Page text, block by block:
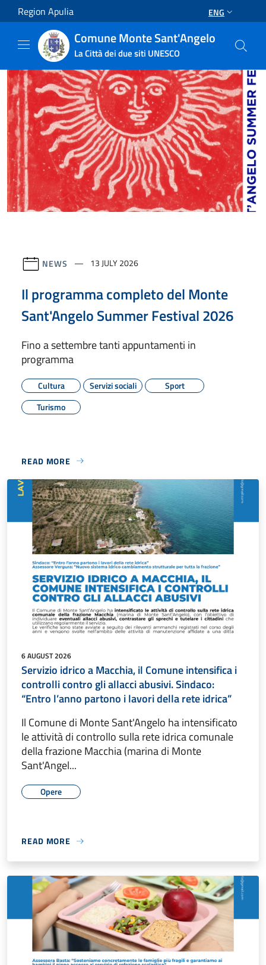
Salta al contenuto principale
Region Apulia ENG
Comune Monte Sant'Angelo
La Città dei due siti UNESCO
NEWS 13 JULY 2026
Il programma completo del Monte
Sant'Angelo Summer Festival 2026
Fino a settembre tanti appuntamenti in
programma
Cultura Servizi sociali
Sport
Turismo
READ MORE
6 AUGUST 2026
Servizio idrico a Macchia, il Comune intensifica i
controlli contro gli allacci abusivi. Sindaco:
“Entro l’anno partono i lavori della rete idrica”
Il Comune di Monte Sant'Angelo ha intensificato
le attività di controllo sulla rete idrica comunale
della frazione Macchia (marina di Monte
Sant'Angel...
Opere
READ MORE